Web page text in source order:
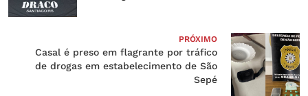
PRÓXIMO
Casal é preso em flagrante por tráfico
de drogas em estabelecimento de São
Sepé